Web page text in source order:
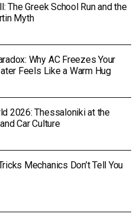
The Greek School Run and the
Myth
Why AC Freezes Your
Feels Like a Warm Hug
2026: Thessaloniki at the
Car Culture
Mechanics Don’t Tell You